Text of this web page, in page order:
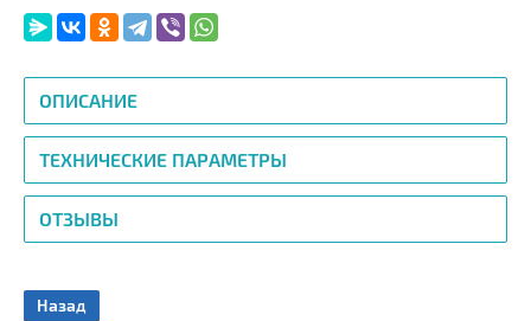
ОПИСАНИЕ
ТЕХНИЧЕСКИЕ ПАРАМЕТРЫ
ОТЗЫВЫ
Назад